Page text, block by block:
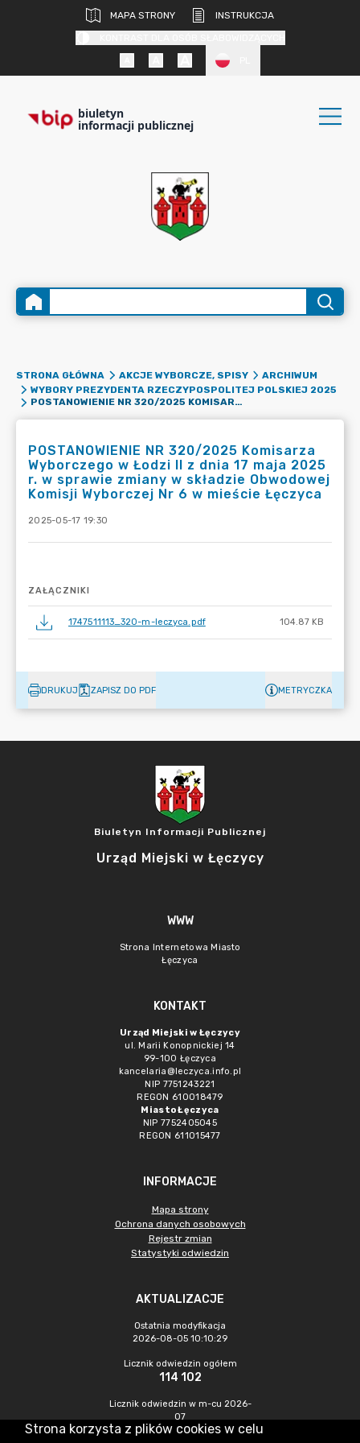
MAPA STRONY
INSTRUKCJA
biuletyn
informacji publicznej
STRONA GŁÓWNA AKCJE WYBORCZE, SPISY
ARCHIWUM
WYBORY PREZYDENTA RZECZYPOSPOLITEJ POLSKIEJ 2025
POSTANOWIENIE NR 320/2025 KOMISARZA WYBORCZEGO W ŁODZI II Z DNIA 17 MAJA 2025 R. W SPRAWIE ZMIANY W SKŁADZIE OBWODOWEJ KOMISJI WYBORCZEJ NR 6 W MIEŚCIE ŁĘCZYCA
POSTANOWIENIE NR 320/2025 Komisarza
Wyborczego w Łodzi II z dnia 17 maja 2025
r. w sprawie zmiany w składzie Obwodowej
Komisji Wyborczej Nr 6 w mieście Łęczyca
2025-05-17 19:30
ZAŁĄCZNIKI
1747511113_320-m-leczyca.pdf 104.87 KB
DRUKUJ ZAPISZ DO PDF METRYCZKA
Biuletyn Informacji Publicznej
Urząd Miejski w Łęczycy
WWW
Strona Internetowa Miasto
Łęczyca
KONTAKT
Urząd Miejski w Łęczycy
ul. Marii Konopnickiej 14
99-100 Łęczyca
kancelaria@leczyca.info.pl
NIP 7751243221
REGON 610018479
Miasto Łęczyca
NIP 7752405045
REGON 611015477
INFORMACJE
Mapa strony
Ochrona danych osobowych
Rejestr zmian
Statystyki odwiedzin
AKTUALIZACJE
Ostatnia modyfikacja
2026-08-05 10:10:29
Licznik odwiedzin ogółem
114 102
Licznik odwiedzin w m-cu 2026-
07
621
Strona korzysta z plików cookies w celu